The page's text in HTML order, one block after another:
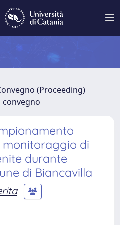
(Proceeding)
convegno
monitoraggio di
durante
di Biancavilla